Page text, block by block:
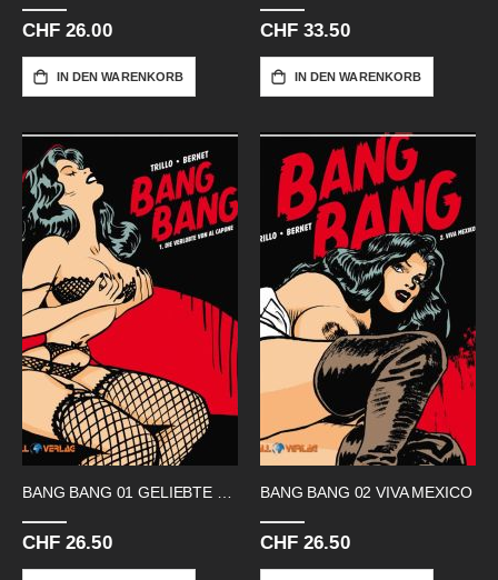
CHF 26.00
IN DEN WARENKORB
CHF 33.50
IN DEN WARENKORB
CHF 26.50
BANG BANG 02 VIVA MEXICO
CHF 26.50